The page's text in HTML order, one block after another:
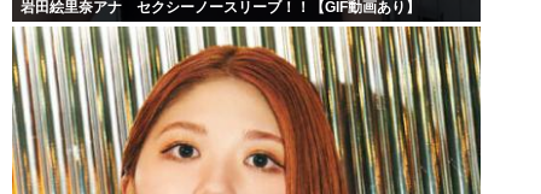
岩田絵里奈アナ セクシーノースリーブ！！【GIF動画あり】